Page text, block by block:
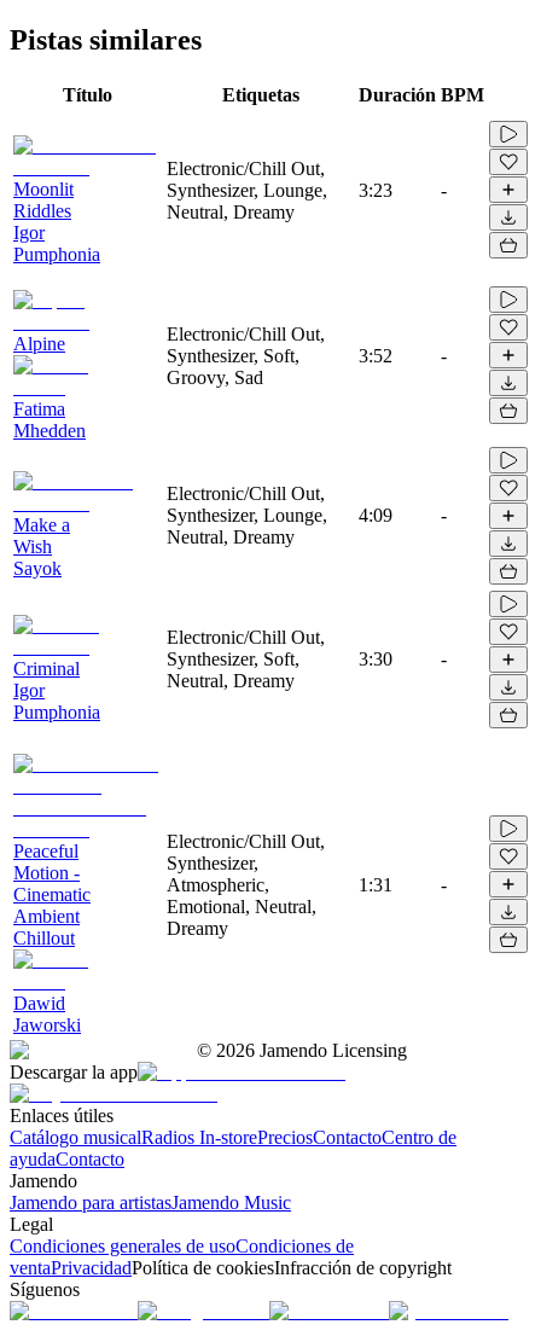
Pistas similares
Título Etiquetas Duración BPM
Moonlit
Riddles
Igor
Pumphonia
Electronic/Chill Out,
Synthesizer, Lounge,
Neutral, Dreamy
3:23 -
Alpine
Fatima
Mhedden
Electronic/Chill Out,
Synthesizer, Soft,
Groovy, Sad
3:52 -
Make a
Wish
Sayok
Electronic/Chill Out,
Synthesizer, Lounge,
Neutral, Dreamy
4:09 -
Criminal
Igor
Pumphonia
Electronic/Chill Out,
Synthesizer, Soft,
Neutral, Dreamy
3:30 -
Peaceful
Motion -
Cinematic
Ambient
Chillout
Dawid
Jaworski
Electronic/Chill Out,
Synthesizer,
Atmospheric,
Emotional, Neutral,
Dreamy
1:31 -
© 2026 Jamendo Licensing
Descargar la app
Enlaces útiles
Catálogo musicalRadios In-storePreciosContactoCentro de
ayudaContacto
Jamendo
Jamendo para artistasJamendo Music
Legal
Condiciones generales de usoCondiciones de
ventaPrivacidadPolítica de cookiesInfracción de copyright
Síguenos